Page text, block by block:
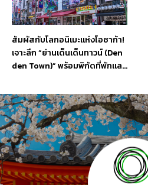
สัมผัสกับโลกอนิเมะแห่งโอซาก้า!
เจาะลึก “ย่านเด็นเด็นทาวน์ (Den
den Town)” พร้อมพิกัดที่พักและ